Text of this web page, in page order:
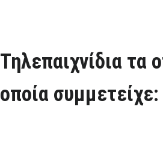
Τηλεπαιχνίδια τα
οποία συμμετείχε: